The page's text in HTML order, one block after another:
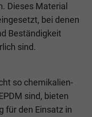
Dieses Material
bei denen
Beständigkeit
sind.
so chemikalien-
sind, bieten
für den Einsatz in